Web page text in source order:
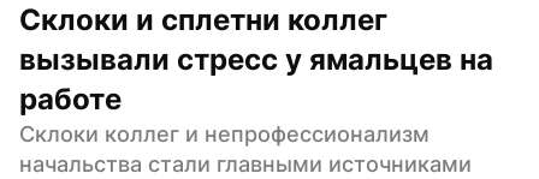
Склоки и сплетни коллег
вызывали стресс у ямальцев на
работе
Склоки коллег и непрофессионализм
начальства стали главными источниками